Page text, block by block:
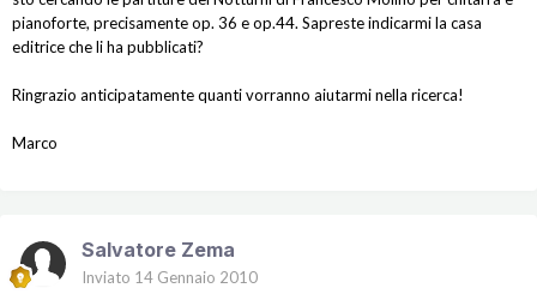
pianoforte, precisamente op. 36 e op.44. Sapreste indicarmi la casa
editrice che li ha pubblicati?
Ringrazio anticipatamente quanti vorranno aiutarmi nella ricerca!
Marco
Salvatore Zema
Inviato 14 Gennaio 2010